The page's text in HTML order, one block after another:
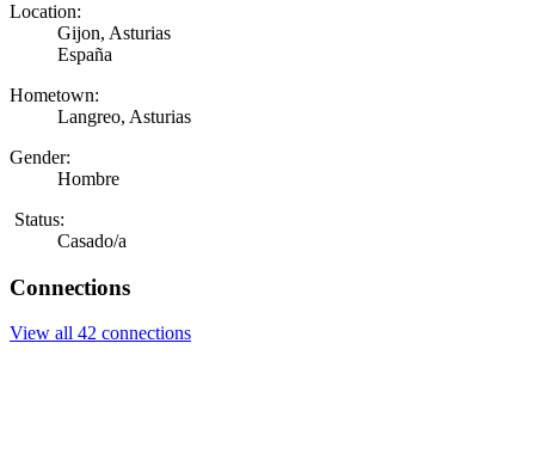
Location:
Gijon, Asturias
España
Hometown:
Langreo, Asturias
Gender:
Hombre
Status:
Casado/a
Connections
View all 42 connections